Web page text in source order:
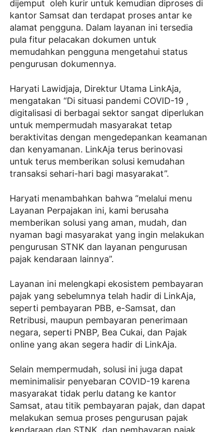
dijemput oleh kurir untuk kemudian diproses di
kantor Samsat dan terdapat proses antar ke
alamat pengguna. Dalam layanan ini tersedia
pula fitur pelacakan dokumen untuk
memudahkan pengguna mengetahui status
pengurusan dokumennya.
Haryati Lawidjaja, Direktur Utama LinkAja,
mengatakan “Di situasi pandemi COVID-19 ,
digitalisasi di berbagai sektor sangat diperlukan
untuk mempermudah masyarakat tetap
beraktivitas dengan mengedepankan keamanan
dan kenyamanan. LinkAja terus berinovasi
untuk terus memberikan solusi kemudahan
transaksi sehari-hari bagi masyarakat”.
Haryati menambahkan bahwa “melalui menu
Layanan Perpajakan ini, kami berusaha
memberikan solusi yang aman, mudah, dan
nyaman bagi masyarakat yang ingin melakukan
pengurusan STNK dan layanan pengurusan
pajak kendaraan lainnya”.
Layanan ini melengkapi ekosistem pembayaran
pajak yang sebelumnya telah hadir di LinkAja,
seperti pembayaran PBB, e-Samsat, dan
Retribusi, maupun pembayaran penerimaan
negara, seperti PNBP, Bea Cukai, dan Pajak
online yang akan segera hadir di LinkAja.
Selain mempermudah, solusi ini juga dapat
meminimalisir penyebaran COVID-19 karena
masyarakat tidak perlu datang ke kantor
Samsat, atau titik pembayaran pajak, dan dapat
melakukan semua proses pengurusan pajak
kendaraan dan STNK, dan pembayaran pajak